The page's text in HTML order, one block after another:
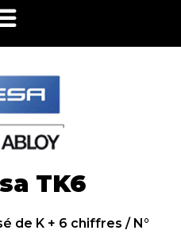
TK6
de K + 6 chiffres / N°